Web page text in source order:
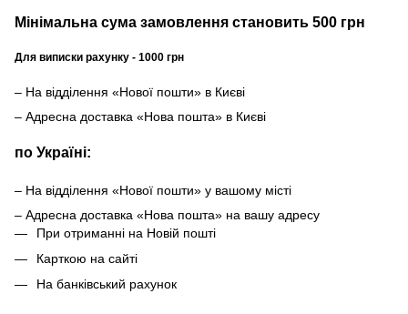
Мінімальна сума замовлення становить 500 грн
Для виписки рахунку - 1000 грн
– На відділення «Нової пошти» в Києві
– Адресна доставка «Нова пошта» в Києві
по Україні:
– На відділення «Нової пошти» у вашому місті
– Адресна доставка «Нова пошта» на вашу адресу
При отриманні на Новій пошті
Карткою на сайті
На банківський рахунок